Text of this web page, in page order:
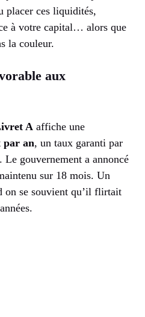
placer ces liquidités,
à votre capital… alors que
la couleur.
aux
A affiche une
par an, un taux garanti par
Le gouvernement a annoncé
sur 18 mois. Un
on se souvient qu’il flirtait